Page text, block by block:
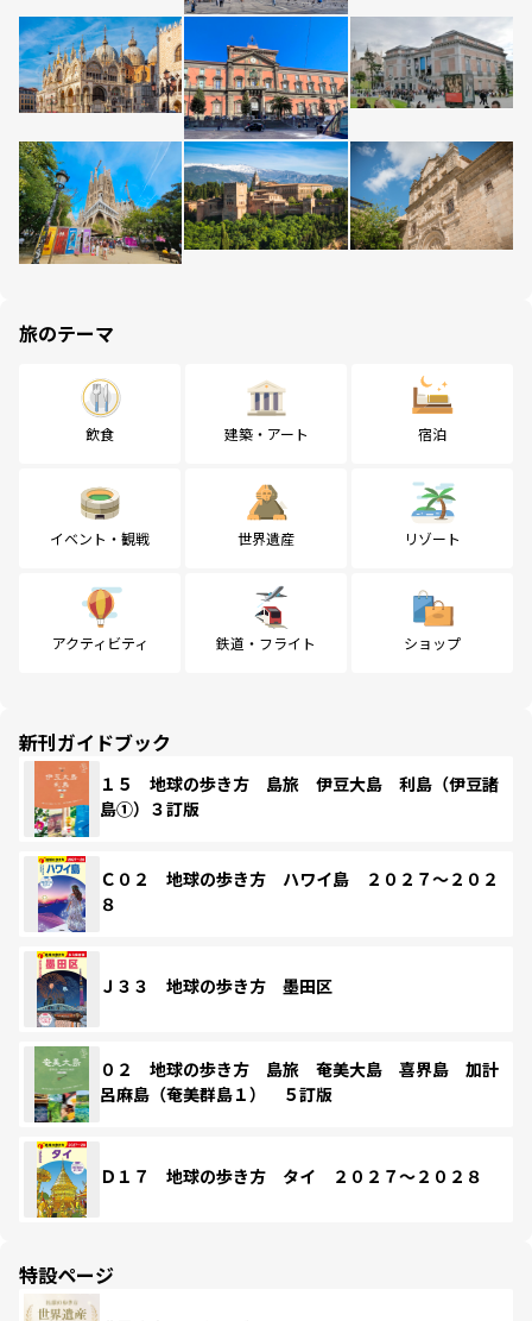
旅のテーマ
飲食 建築・アート 宿泊
イベント・観戦 世界遺産 リゾート
アクティビティ 鉄道・フライト ショップ
新刊ガイドブック
１５ 地球の歩き方 島旅 伊豆大島 利島（伊豆諸
島①）３訂版
Ｃ０２ 地球の歩き方 ハワイ島 ２０２７～２０２
８
Ｊ３３ 地球の歩き方 墨田区
０２ 地球の歩き方 島旅 奄美大島 喜界島 加計
呂麻島（奄美群島１） ５訂版
Ｄ１７ 地球の歩き方 タイ ２０２７～２０２８
特設ページ